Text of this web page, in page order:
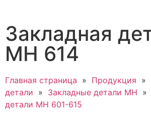
Закладная
МН 614
Главная страница » Продукция »
детали » Закладные детали МН »
детали МН 601-615